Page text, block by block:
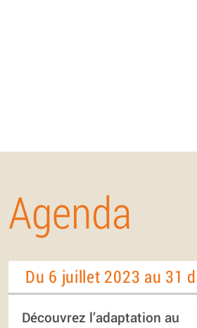
Agenda
Du 6 juillet 2023 au 31
Découvrez l’adaptation au